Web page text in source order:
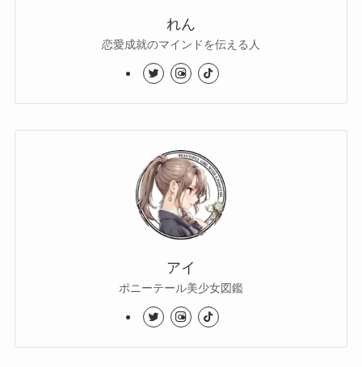
れん
恋愛成就のマインドを伝える人
アイ
ポニーテール美少女図鑑